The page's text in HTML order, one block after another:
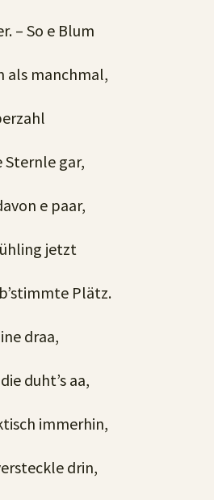
– So e Blum
als manchmal,
Sternle gar,
e paar,
jetzt
Plätz.
draa,
duht’s aa,
immerhin,
drin,